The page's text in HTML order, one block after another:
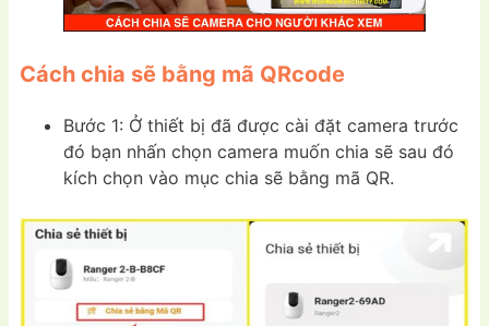
Cách chia sẽ bằng mã QRcode
Bước 1: Ở thiết bị đã được cài đặt camera trước
đó bạn nhấn chọn camera muốn chia sẽ sau đó
kích chọn vào mục chia sẽ bằng mã QR.